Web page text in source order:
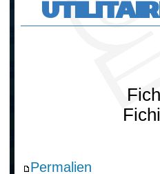
Permalien